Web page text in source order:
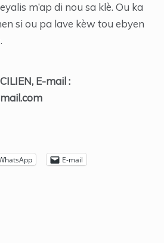
m’ap di nou sa klè. Ou ka
si ou pa lave kèw tou ebyen
E-mail :
E-mail